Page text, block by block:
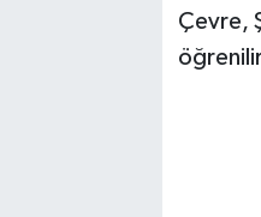
Çevre,